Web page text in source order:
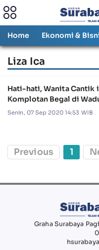
Home Ekonomi &
Liza Ica
Hati-hati, Wanita Cantik
Komplotan Begal di
Senin, 07 Sep 2020 14:53 WIB
Previous 1
Graha Surabaya